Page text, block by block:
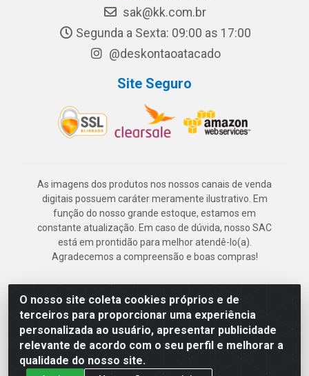
O nosso site coleta cookies próprios e de
terceiros para proporcionar uma experiência
personalizada ao usuário, apresentar publicidade
relevante de acordo com o seu perfil e melhorar a
qualidade do nosso site.
sak@kk.com.br
Segunda a Sexta: 09:00 as 17:00
@deskontaoatacado
Site Seguro
As imagens dos produtos nos nossos canais de venda
digitais possuem caráter meramente ilustrativo. Em
função do nosso grande estoque, estamos em
constante atualização. Em caso de dúvida, nosso SAC
está em prontidão para melhor atendê-lo(a).
Agradecemos a compreensão e boas compras!
Deskontão Atacado - Av. Marechal Mascarenhas de Morais, 2471 -
Imbiribeira - Recife/PE - CEP 51.150-001 - CNPJ 24.150.377/0003-
57